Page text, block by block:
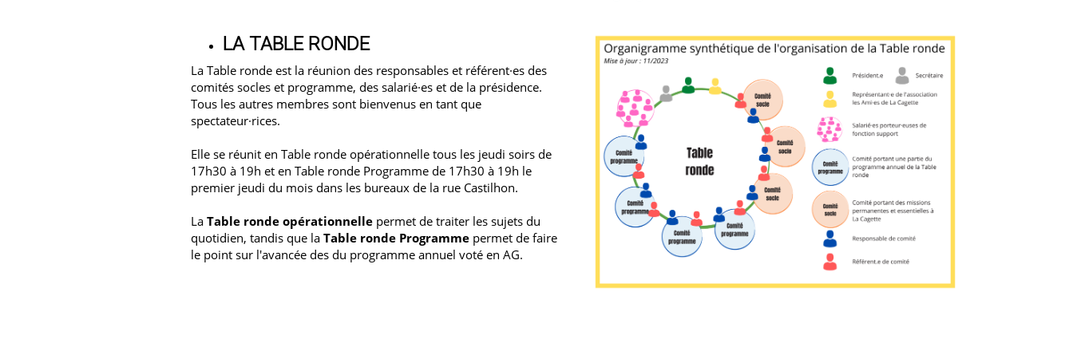
LA TABLE RONDE
La Table ronde est la réunion des responsables et référent·es des
comités socles et programme, des salarié·es et de la présidence.
Tous les autres membres sont bienvenus en tant que
spectateur·rices.
Elle se réunit en Table ronde opérationnelle tous les jeudi soirs de
17h30 à 19h et en Table ronde Programme de 17h30 à 19h le
premier jeudi du mois dans les bureaux de la rue Castilhon.
La Table ronde opérationnelle permet de traiter les sujets du
quotidien, tandis que la Table ronde Programme permet de faire
le point sur l'avancée des du programme annuel voté en AG.